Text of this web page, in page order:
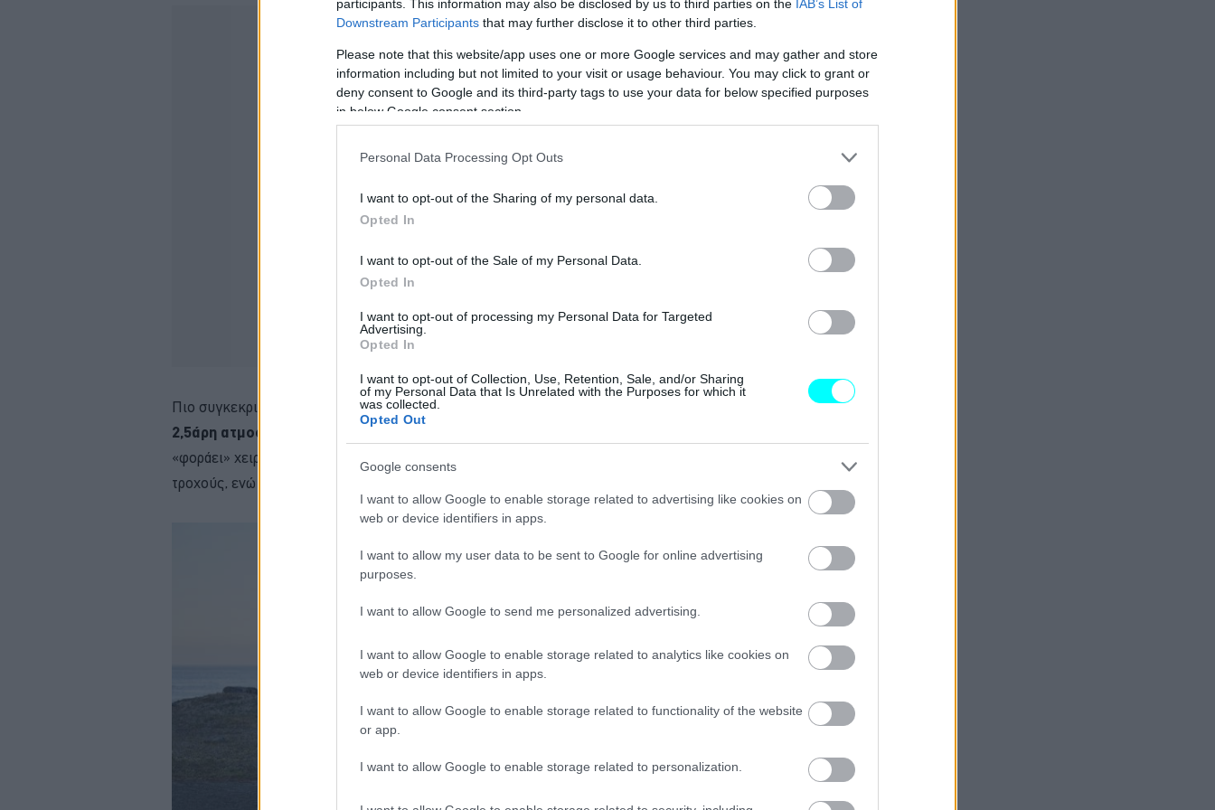
participants. This information may also be disclosed by us to third parties on the IAB’s List of
Downstream Participants that may further disclose it to other third parties.
Please note that this website/app uses one or more Google services and may gather and store
information including but not limited to your visit or usage behaviour. You may click to grant or
deny consent to Google and its third-party tags to use your data for below specified purposes
in below Google consent section.
Personal Data Processing Opt Outs
I want to opt-out of the Sharing of my personal data.
Opted In
I want to opt-out of the Sale of my Personal Data.
Opted In
I want to opt-out of processing my Personal Data for Targeted
Advertising.
Opted In
I want to opt-out of Collection, Use, Retention, Sale, and/or Sharing
of my Personal Data that Is Unrelated with the Purposes for which it
was collected.
Opted Out
Google consents
I want to allow Google to enable storage related to advertising like cookies on
web or device identifiers in apps.
I want to allow my user data to be sent to Google for online advertising
purposes.
I want to allow Google to send me personalized advertising.
I want to allow Google to enable storage related to analytics like cookies on
web or device identifiers in apps.
I want to allow Google to enable storage related to functionality of the website
or app.
I want to allow Google to enable storage related to personalization.
Πιο συγκεκριμένα,
το Mazda CX-30 που εξοπλίζεται με τον «νεοεισερχόμενο»
2,5άρη ατμοσφαιρικό κινητήρα ξεκινάει από 29.252 ευρώ
«φοράει» χειροκίνητο κιβώτιο 6 ταχυτήτων, με την κίνηση να μεταφέρεται στους εμπρός
τροχούς, ενώ η βασική έκδοση εξοπλισμού ονομάζεται Prime Line.